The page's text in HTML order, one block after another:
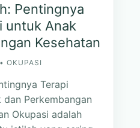
Pentingnya
untuk Anak
Kesehatan
OKUPASI
Terapi
Perkembangan
Okupasi adalah